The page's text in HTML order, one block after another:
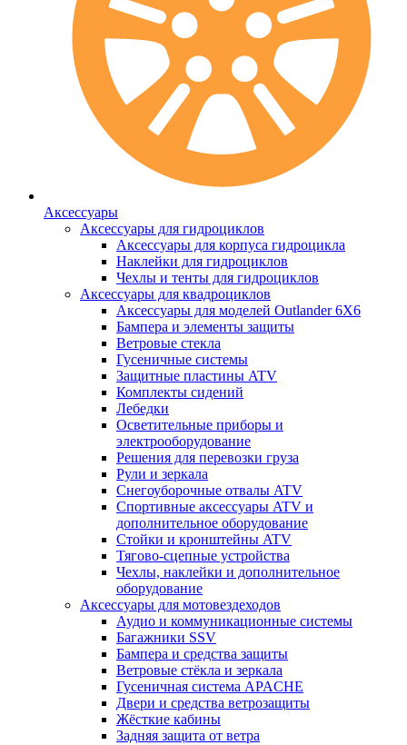
Аксессуары
Аксессуары для гидроциклов
Аксессуары для корпуса гидроцикла
Наклейки для гидроциклов
Чехлы и тенты для гидроциклов
Аксессуары для квадроциклов
Аксессуары для моделей Outlander 6X6
Бампера и элементы защиты
Ветровые стекла
Гусеничные системы
Защитные пластины ATV
Комплекты сидений
Лебедки
Осветительные приборы и
электрооборудование
Решения для перевозки груза
Рули и зеркала
Снегоуборочные отвалы ATV
Спортивные аксессуары ATV и
дополнительное оборудование
Стойки и кронштейны ATV
Тягово-сцепные устройства
Чехлы, наклейки и дополнительное
оборудование
Аксессуары для мотовездеходов
Аудио и коммуникационные системы
Багажники SSV
Бампера и средства защиты
Ветровые стёкла и зеркала
Гусеничная система APACHE
Двери и средства ветрозащиты
Жёсткие кабины
Задняя защита от ветра